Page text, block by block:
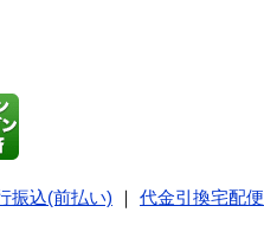
振込(前払い) 代金引換宅配便